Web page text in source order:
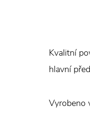
Kvalitní
hlavní
Vyrobeno